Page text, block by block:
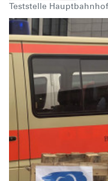
Teststelle Hauptbahnhof